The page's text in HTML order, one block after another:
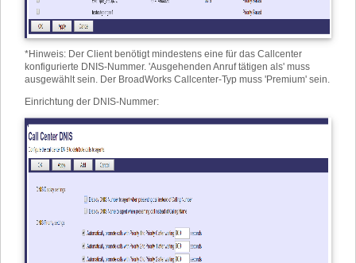
*Hinweis: Der Client benötigt mindestens eine für das Callcenter
konfigurierte DNIS-Nummer. 'Ausgehenden Anruf tätigen als' muss
ausgewählt sein. Der BroadWorks Callcenter-Typ muss 'Premium' sein.
Einrichtung der DNIS-Nummer: